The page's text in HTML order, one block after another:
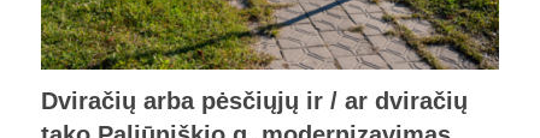
Dviračių arba pėsčiųjų ir / ar dviračių